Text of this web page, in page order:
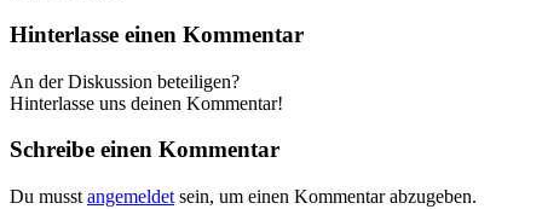
Hinterlasse einen Kommentar
An der Diskussion beteiligen?
Hinterlasse uns deinen Kommentar!
Schreibe einen Kommentar
Du musst angemeldet sein, um einen Kommentar abzugeben.